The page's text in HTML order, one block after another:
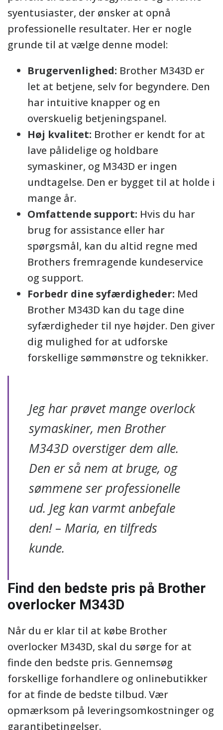
syentusiaster, der ønsker at opnå
professionelle resultater. Her er nogle
grunde til at vælge denne model:
Brugervenlighed: Brother M343D er
let at betjene, selv for begyndere. Den
har intuitive knapper og en
overskuelig betjeningspanel.
Høj kvalitet: Brother er kendt for at
lave pålidelige og holdbare
symaskiner, og M343D er ingen
undtagelse. Den er bygget til at holde i
mange år.
Omfattende support: Hvis du har
brug for assistance eller har
spørgsmål, kan du altid regne med
Brothers fremragende kundeservice
og support.
Forbedr dine syfærdigheder: Med
Brother M343D kan du tage dine
syfærdigheder til nye højder. Den giver
dig mulighed for at udforske
forskellige sømmønstre og teknikker.
Jeg har prøvet mange overlock
symaskiner, men Brother
M343D overstiger dem alle.
Den er så nem at bruge, og
sømmene ser professionelle
ud. Jeg kan varmt anbefale
den! – Maria, en tilfreds
kunde.
Find den bedste pris på Brother
overlocker M343D
Når du er klar til at købe Brother
overlocker M343D, skal du sørge for at
finde den bedste pris. Gennemsøg
forskellige forhandlere og onlinebutikker
for at finde de bedste tilbud. Vær
opmærksom på leveringsomkostninger og
garantibetingelser.